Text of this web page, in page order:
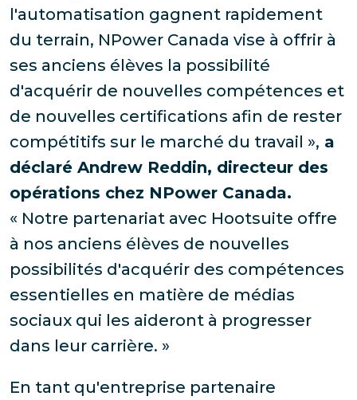
l'automatisation gagnent rapidement
du terrain, NPower Canada vise à offrir à
ses anciens élèves la possibilité
d'acquérir de nouvelles compétences et
de nouvelles certifications afin de rester
compétitifs sur le marché du travail », a
déclaré Andrew Reddin, directeur des
opérations chez NPower Canada.
« Notre partenariat avec Hootsuite offre
à nos anciens élèves de nouvelles
possibilités d'acquérir des compétences
essentielles en matière de médias
sociaux qui les aideront à progresser
dans leur carrière. »
En tant qu'entreprise partenaire